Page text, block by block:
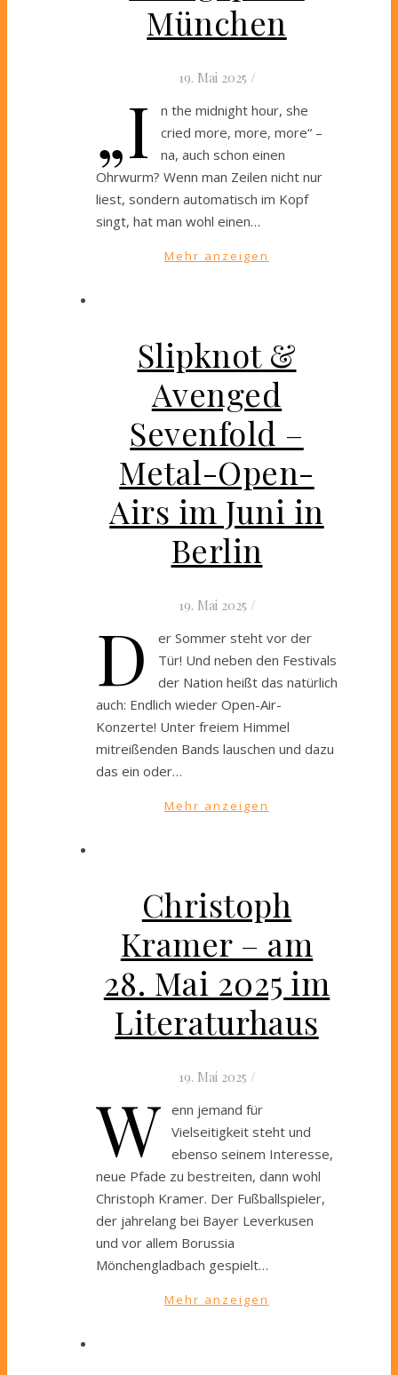
München
19. Mai 2025 /
„I
n the midnight hour, she
cried more, more, more“ –
na, auch schon einen
Ohrwurm? Wenn man Zeilen nicht nur
liest, sondern automatisch im Kopf
singt, hat man wohl einen…
Mehr anzeigen
Slipknot &
Avenged
Sevenfold –
Metal-Open-
Airs im Juni in
Berlin
19. Mai 2025 /
D
er Sommer steht vor der
Tür! Und neben den Festivals
der Nation heißt das natürlich
auch: Endlich wieder Open-Air-
Konzerte! Unter freiem Himmel
mitreißenden Bands lauschen und dazu
das ein oder…
Mehr anzeigen
Christoph
Kramer – am
28. Mai 2025 im
Literaturhaus
19. Mai 2025 /
W enn jemand für
Vielseitigkeit steht und
ebenso seinem Interesse,
neue Pfade zu bestreiten, dann wohl
Christoph Kramer. Der Fußballspieler,
der jahrelang bei Bayer Leverkusen
und vor allem Borussia
Mönchengladbach gespielt…
Mehr anzeigen